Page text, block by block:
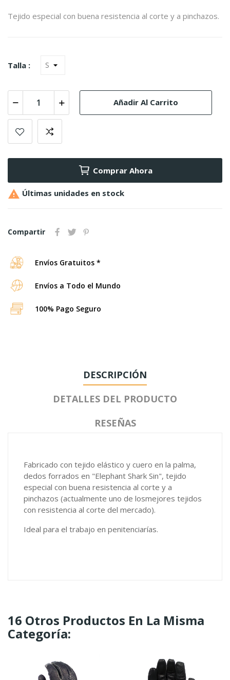
Tejido especial con buena resistencia al corte y a pinchazos.
Talla :
Añadir Al Carrito
Comprar Ahora
 Últimas unidades en stock
Compartir
Envíos Gratuitos *
Envíos a Todo el Mundo
100% Pago Seguro
DESCRIPCIÓN
DETALLES DEL PRODUCTO
RESEÑAS
Fabricado con tejido elástico y cuero en la palma,
dedos forrados en "Elephant Shark Sin", tejido
especial con buena resistencia al corte y a
pinchazos (actualmente uno de losmejores tejidos
con resistencia al corte del mercado).
Ideal para el trabajo en penitenciarías.
16 Otros Productos En La Misma
Categoría: